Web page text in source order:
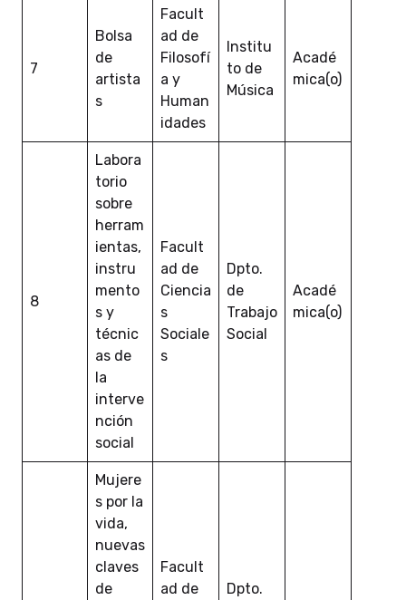
7
Bolsa
de
artista
s
Facult
ad de
Filosofí
a y
Human
idades
Institu
to de
Música
Acadé
mica(o)
8
Labora
torio
sobre
herram
ientas,
instru
mento
s y
técnic
as de
la
interve
nción
social
Facult
ad de
Ciencia
s
Sociale
s
Dpto.
de
Trabajo
Social
Acadé
mica(o)
Mujere
s por la
vida,
nuevas
claves
de
Facult
ad de
Dpto.